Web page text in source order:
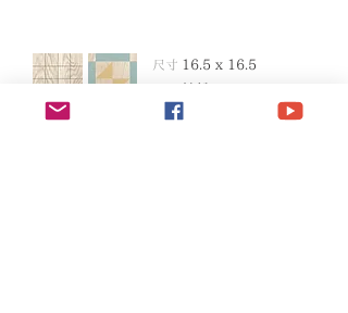
尺寸 16.5 x 16.5
型號GF16